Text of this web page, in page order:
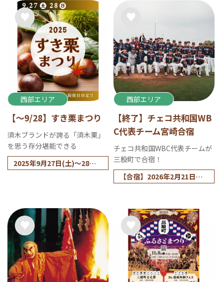
西部エリア
【～9/28】すき栗まつり
須木ブランドが誇る「須木栗」
を思う存分堪能できる
2025年9月27日(土)～28日
西部エリア
【終了】チェコ共和国WB
C代表チーム宮崎合宿
チェコ共和国WBC代表チームが
三股町で合宿！
【合宿】2026年2月21日
日・23日（ロッテ二軍）、2
6日（ロッテ一軍）